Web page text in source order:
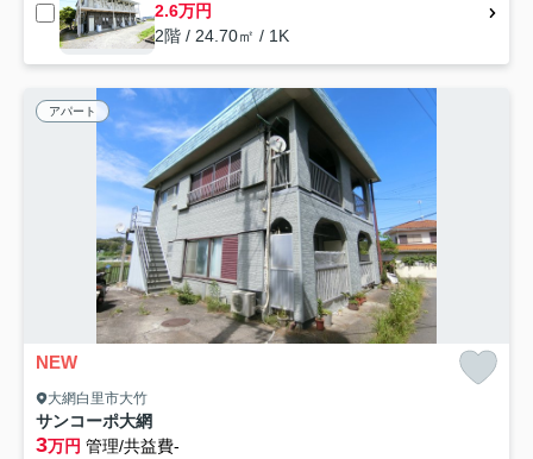
2.6万円
2階 / 24.70㎡ / 1K
アパート
NEW
大網白里市大竹
サンコーポ大網
3万円 管理/共益費-